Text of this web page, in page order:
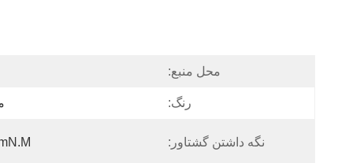
محل منبع:
رنگ:
نگه داشتن گشتاور: